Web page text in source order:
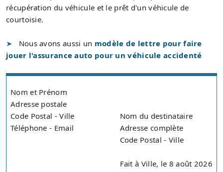
récupération du véhicule et le prêt d'un véhicule de
courtoisie.
Nous avons aussi un modèle de lettre pour faire
jouer l'assurance auto pour un véhicule accidenté
Nom et Prénom
Adresse postale
Code Postal - Ville
Téléphone - Email
Nom du destinataire
Adresse complète
Code Postal - Ville
Fait à Ville, le 8 août 2026